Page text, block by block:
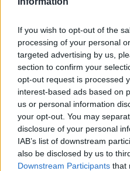
If you wish to opt-out of the
processing of your personal
targeted advertising by us,
section to confirm your
opt-out request is processed
interest-based ads based on
us or personal information
your opt-out. You may
disclosure of your personal
IAB’s list of downstream
also be disclosed by us to
Downstream Participants that
ΣΥΡΙΖΑ: Ολα τα ονόματα
στο ψηφοδέλτιο
Επικρατείας
28/04/2023 - 18:16